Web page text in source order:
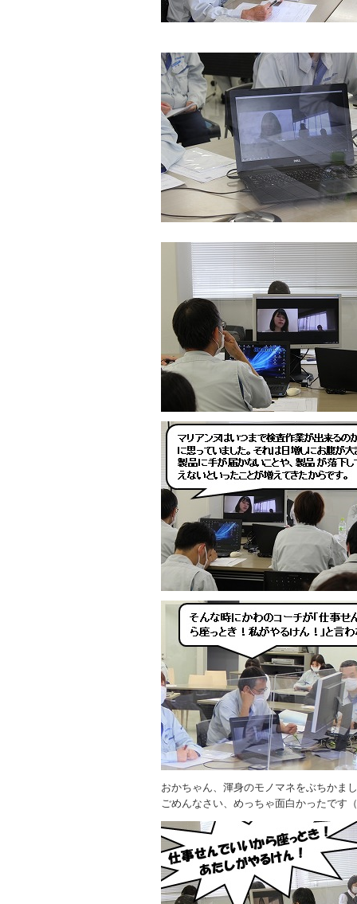
おかちゃん、渾身のモノマネをぶちかま
ごめんなさい、めっちゃ面白かったです